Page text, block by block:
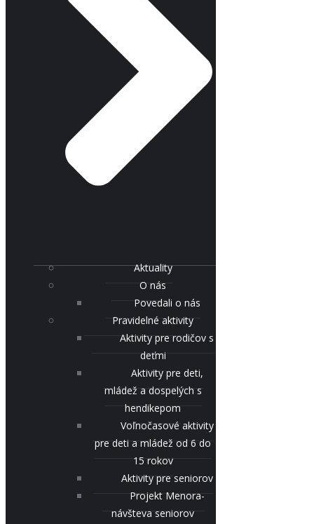
Aktuality
O nás
Povedali o nás
Pravidelné aktivity
Aktivity pre rodičov s
deťmi
Aktivity pre deti,
mládež a dospelých s
hendikepom
Voľnočasové aktivity
pre deti a mládež od 6 do
15 rokov
Aktivity pre seniorov
Projekt Menora-
návšteva seniorov